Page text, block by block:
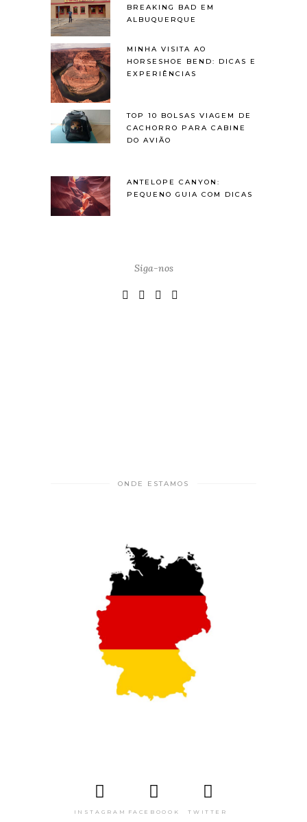
BREAKING BAD EM
ALBUQUERQUE
MINHA VISITA AO
HORSESHOE BEND: DICAS E
EXPERIÊNCIAS
TOP 10 BOLSAS VIAGEM DE
CACHORRO PARA CABINE
DO AVIÃO
ANTELOPE CANYON:
PEQUENO GUIA COM DICAS
Siga-nos
ONDE ESTAMOS
INSTAGRAM FACEBOOOK TWITTER